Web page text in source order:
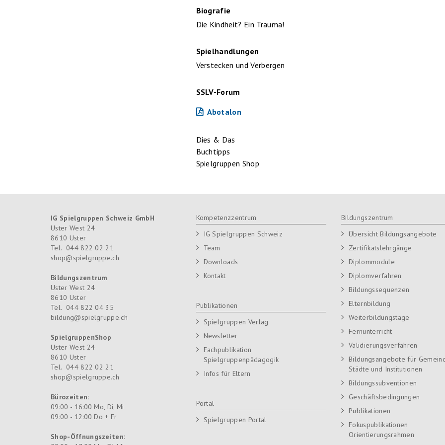
Biografie
Die Kindheit? Ein Trauma!
Spielhandlungen
Verstecken und Verbergen
SSLV-Forum
Abotalon
Dies & Das
Buchtipps
Spielgruppen Shop
IG Spielgruppen Schweiz GmbH
Uster West 24
8610 Uster
Tel. 044 822 02 21
shop@spielgruppe.ch
Bildungszentrum
Uster West 24
8610 Uster
Tel. 044 822 04 35
bildung@spielgruppe.ch
SpielgruppenShop
Uster West 24
8610 Uster
Tel. 044 822 02 21
shop@spielgruppe.ch
Bürozeiten:
09:00 - 16:00 Mo, Di, Mi
09:00 - 12:00 Do + Fr
Shop-Öffnungszeiten:
Kompetenzzentrum
IG Spielgruppen Schweiz
Team
Downloads
Kontakt
Publikationen
Spielgruppen Verlag
Newsletter
Fachpublikation
Spielgruppenpädagogik
Infos für Eltern
Portal
Spielgruppen Portal
Bildungszentrum
Übersicht Bildungsangebote
Zertifikatslehrgänge
Diplommodule
Diplomverfahren
Bildungssequenzen
Elternbildung
Weiterbildungstage
Fernunterricht
Validierungsverfahren
Bildungsangebote für
Städte und Institutionen
Bildungssubventionen
Geschäftsbedingungen
Publikationen
Fokuspublikationen
Orientierungsrahmen